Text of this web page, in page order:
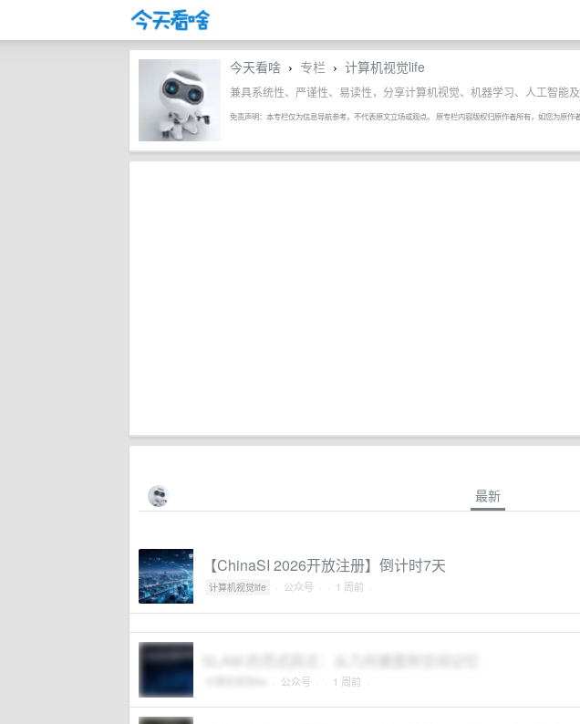
今天看啥 › 专栏 › 计算机视觉life
兼具系统性、严谨性、易读性，分享计算机视觉、机器学习、人工智能
免责声明：本专栏仅为信息导航参考，不代表原文立场或观点。 原专栏内容版权归原作者所有，如您为原作
最新
【ChinaSI 2026开放注册】倒计时7天
计算机视觉life · 公众号 · · 1 周前 ·
· 公众号 · · 1 周前 ·